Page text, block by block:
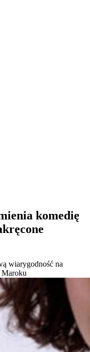
komedię
wiarygodność na
Maroku